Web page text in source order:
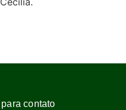
para contato